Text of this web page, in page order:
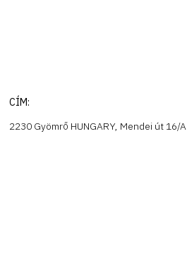
CÍM:
2230 Gyömrő HUNGARY, Mendei út 16/A